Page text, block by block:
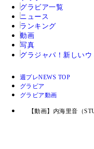
グラビア一覧
ニュース
ランキング
動画
写真
グラジャパ！ 新しいウ
週プレNEWS TOP
グラビア
グラビア動画
【動画】内海里音（